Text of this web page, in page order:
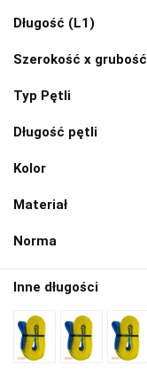
Długość (L1)
Szerokość x grubość
Typ Pętli
Długość pętli
Kolor
Materiał
Norma
Inne długości